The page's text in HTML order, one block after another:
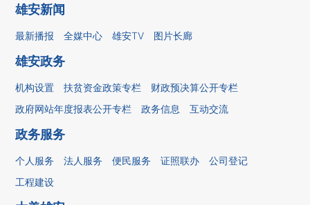
雄安新闻
最新播报 全媒中心 雄安TV 图片长廊
雄安政务
机构设置 扶贫资金政策专栏
财政预决算公开专栏
政府网站年度报表公开专栏
政务信息 互动交流
政务服务
个人服务 法人服务 便民服务 证照联办
公司登记
工程建设